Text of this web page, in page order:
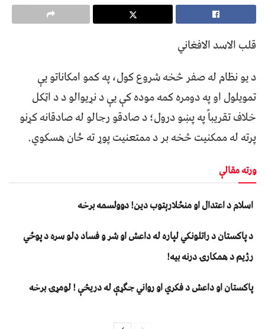
قلب الاسد الافغاني
د یو نظام له صفر څخه شروع کول، په کمو امکاناتو یې
تمویلول او په دومره کمه موده کې یې د نړیوالو د د اټکل
خلاف تقریباً په پښو درول؛ د صادقو رجالو له صادقانه کړنو
پرته له ممکنیت څخه بر د ممتعنیت پوړ ته ځان هسکوي.
ورته مقالې
اسلام د اعتدال او منځلارېتوب دین! دوولسمه برخه
د پاکستان د راتلونکي لپاره له داعش او شر و فساد ډلو سره د پوځي
رژیم د همکارۍ درنه بیه!
پاکستان او داعش د فکري او رواني جګړې له دریڅې ! لومړۍ برخه